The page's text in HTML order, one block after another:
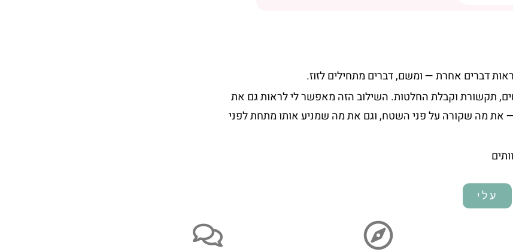
דברים אחרת — ומשם, דברים מתחילים לזוז.
תקשורת וקבלת החלטות. השילוב הזה מאפשר לי לראות גם את
את מה שקורה על פני השטח, וגם את מה שמניע אותו מתחת לפני
עלי